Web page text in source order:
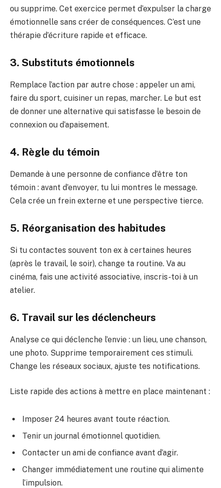
ou supprime. Cet exercice permet d’expulser la charge
émotionnelle sans créer de conséquences. C’est une
thérapie d’écriture rapide et efficace.
3. Substituts émotionnels
Remplace l’action par autre chose : appeler un ami,
faire du sport, cuisiner un repas, marcher. Le but est
de donner une alternative qui satisfasse le besoin de
connexion ou d’apaisement.
4. Règle du témoin
Demande à une personne de confiance d’être ton
témoin : avant d’envoyer, tu lui montres le message.
Cela crée un frein externe et une perspective tierce.
5. Réorganisation des habitudes
Si tu contactes souvent ton ex à certaines heures
(après le travail, le soir), change ta routine. Va au
cinéma, fais une activité associative, inscris-toi à un
atelier.
6. Travail sur les déclencheurs
Analyse ce qui déclenche l’envie : un lieu, une chanson,
une photo. Supprime temporairement ces stimuli.
Change les réseaux sociaux, ajuste tes notifications.
Liste rapide des actions à mettre en place maintenant :
Imposer 24 heures avant toute réaction.
Tenir un journal émotionnel quotidien.
Contacter un ami de confiance avant d’agir.
Changer immédiatement une routine qui alimente
l’impulsion.